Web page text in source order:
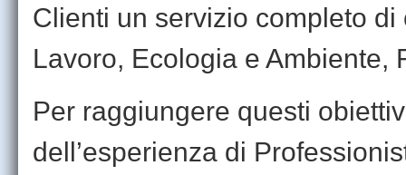
Clienti un servizio completo
Lavoro, Ecologia e Ambiente,
Per raggiungere questi
dell’esperienza di